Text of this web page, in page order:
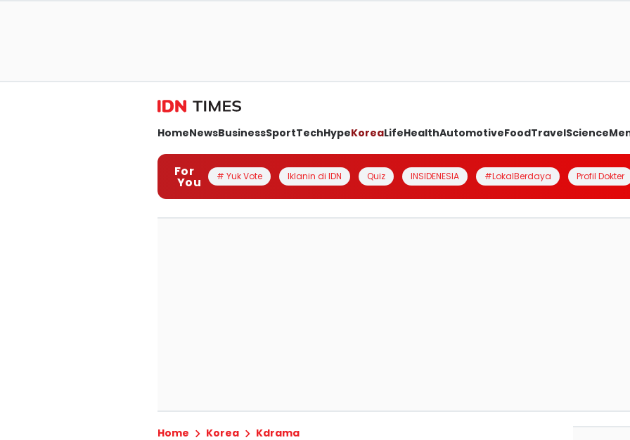
HomeNewsBusinessSportTechHypeKoreaLifeHealthAutomotiveFoodTravelScience
For
You # Yuk Vote Iklanin di IDN Quiz INSIDENESIA #LokalBerdaya Profil Dokter
Home Korea Kdrama